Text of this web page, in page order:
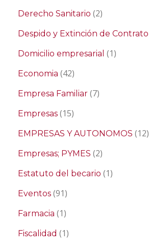
Derecho Sanitario (2)
Despido y Extinción de Contrato
Domicilio empresarial (1)
Economia (42)
Empresa Familiar (7)
Empresas (15)
EMPRESAS Y AUTONOMOS (12)
Empresas; PYMES (2)
Estatuto del becario (1)
Eventos (91)
Farmacia (1)
Fiscalidad (1)